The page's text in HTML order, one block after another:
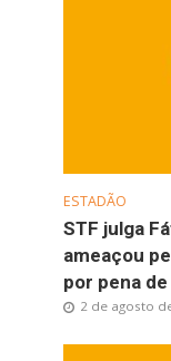
ESTADÃO
STF julga
ameaçou
por pena
2 de agosto